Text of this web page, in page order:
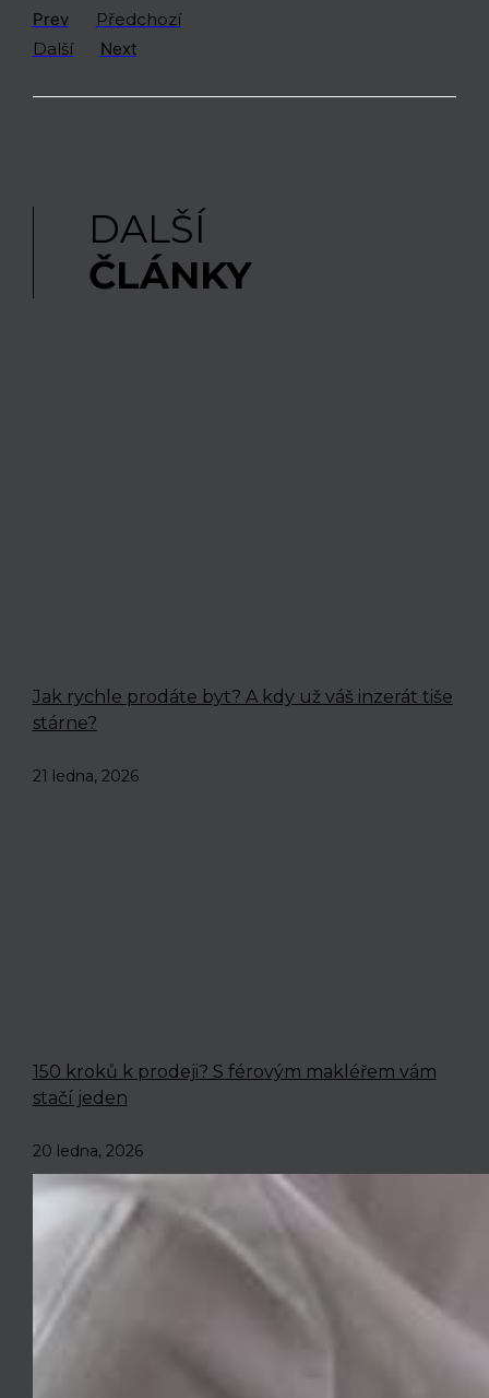
Prev
Předchozí
Další
Next
DALŠÍ
ČLÁNKY
Jak rychle prodáte byt? A kdy už váš inzerát tiše
stárne?
21 ledna, 2026
150 kroků k prodeji? S férovým makléřem vám
stačí jeden
20 ledna, 2026